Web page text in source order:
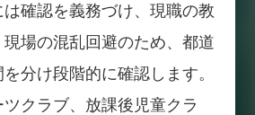
は確認を義務づけ、現職の教
現場の混乱回避のため、都道
分け段階的に確認します。
クラブ、放課後児童クラ